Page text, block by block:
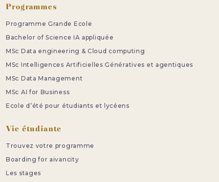
Programmes
Programme Grande Ecole
Bachelor of Science IA appliquée
MSc Data engineering & Cloud computing
MSc Intelligences Artificielles Génératives et agentiques
MSc Data Management
MSc AI for Business
Ecole d’été pour étudiants et lycéens
Vie étudiante
Trouvez votre programme
Boarding for aivancity
Les stages